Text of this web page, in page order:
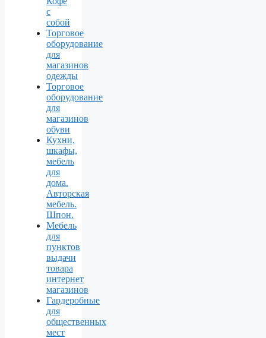
с
собой
Торговое
оборудование
для
магазинов
одежды
Торговое
оборудование
для
магазинов
обуви
Кухни,
шкафы,
мебель
для
дома.
Авторская
мебель.
Шпон.
Мебель
для
пунктов
выдачи
товара
интернет
магазинов
Гардеробные
для
общественных
мест